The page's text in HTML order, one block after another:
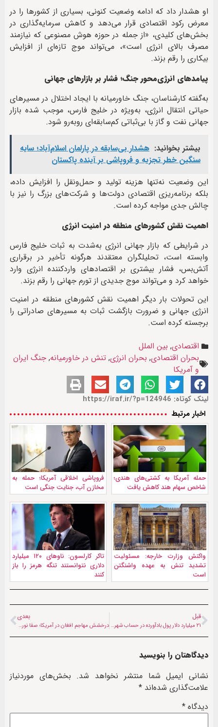
او هشدار داد که ادامه وضعیت کنونی، بسیاری از کشورها را در
معرض رکود اقتصادی قرار می‌دهد و کاهش سرمایه‌گذاری در
بخش‌های کلیدی، «از جمله در حوزه هوش مصنوعی که نیازمند
مصرف بالای انرژی است»، می‌تواند موج تازه‌ای از افزایش
بیکاری را رقم بزند.
پیامدهای انرژی‌محور جنگ؛ فشار بر بازارهای جهانی
به‌گفته کارشناسان، جنگ خاورمیانه با ایجاد اختلال در مسیرهای
حیاتی انتقال انرژی، به‌ویژه در خلیج فارس، موجب شده بازار
جهانی نفت و گاز با بی‌ثباتی کم‌سابقه‌ای روبه‌رو شود.
بیشتر بخوانید: هشدار بی‌سابقه در پارلمان اسلام‌آباد؛ سایه
سنگین خطر تجزیه و فروپاشی بر آینده پاکستان
این وضعیت نه‌تنها هزینه تولید و حمل‌ونقل را افزایش داده،
بلکه برنامه‌ریزی اقتصادی دولت‌ها و شرکت‌های بزرگ را نیز با
چالش جدی مواجه کرده است.
اهمیت نقش کشورهای منطقه در امنیت انرژی
در شرایطی که بازار جهانی انرژی به‌شدت به ثبات خلیج فارس
وابسته است، تحلیلگران معتقدند هرگونه تأخیر در برقراری
آتش‌بس، فشار بیشتری بر اقتصادهای واردکننده انرژی وارد
خواهد کرد و می‌تواند موج جدیدی از تورم جهانی را رقم بزند.
این تحولات بار دیگر اهمیت نقش کشورهای منطقه در امنیت
انرژی جهانی و ضرورت بازگشت ثبات به مسیرهای صادراتی را
برجسته کرده است.
اقتصادی, بین الملل
بحران اقتصادی, بحران انرژی, تنش در خاورمیانه, جنگ ایران
و آمریکا
لینک کوتاه: https://iraf.ir/?p=124946
اخبار مرتبط
حمله آمریکا به کشتی‌های هندی؛
شاخص سهام هند کاهش یافت
فروپاشی اخلاقی آمریکا؛ حمله به
مخازن آب، جنایت جنگی است
واکنش وزارت خارجه: مسئولیت
تشدید تنش به عهده واشنگتن
است
تاکر کارلسون: ناوهای ۱۲۰ ميليارد
دلاری نتوانستند تنگه هرمز را باز
کنند
قبل
۲۱ میلیارد دلار پول بادآورده در حساب شهروند ایرانی؛ ترکیه حساب بانکی را مسدود کرد
بعدی
درخشش مهاجم افغان در آمریکا؛ صفا نورزایی به تیم زیر ۱۷ سال افغانستان دعوت شد
دیدگاهتان را بنویسید
نشانی ایمیل شما منتشر نخواهد شد. بخش‌های موردنیاز
علامت‌گذاری شده‌اند *
دیدگاه *